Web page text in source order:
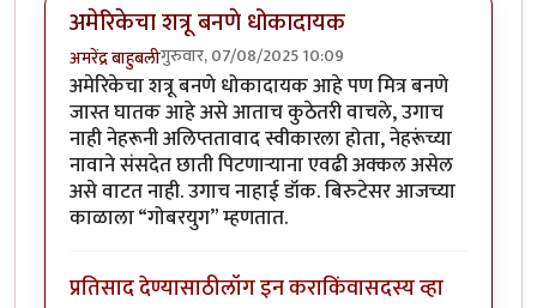
अमेरिकेचा शत्रू बनणे धोकादायक
अमरेंद्र बाहुबलीगुरुवार, 07/08/2025 10:09
अमेरिकेचा शत्रू बनणे धोकादायक आहे पण मित्र बनणे
जास्त घातक आहे असे आताच कुठेतरी वाचले, उगाच
नाही नेहरूनी अलिप्ततावाद स्वीकारला होता, नेहरूंच्या
नावाने संसदेत छाती पिटणाऱ्याना एवढी अक्कल असेल
असे वाटत नाही. उगाच नाहाई डॉक. बिरुटेसर आजच्या
काळाला “गोबरयुग” म्हणतात.
प्रतिसाद देण्यासाठीलॉग इन कराकिंवासदस्य व्हा